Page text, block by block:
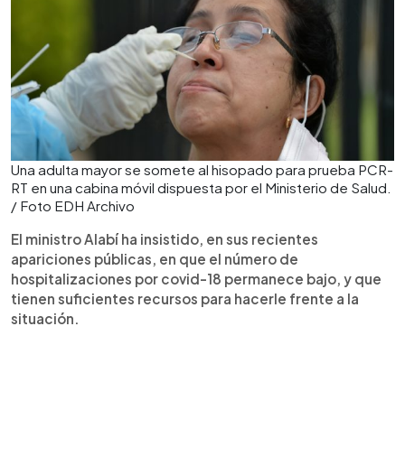
Una adulta mayor se somete al hisopado para prueba PCR-
RT en una cabina móvil dispuesta por el Ministerio de Salud.
/ Foto EDH Archivo
El ministro Alabí ha insistido, en sus recientes
apariciones públicas, en que el número de
hospitalizaciones por covid-18 permanece bajo, y que
tienen suficientes recursos para hacerle frente a la
situación.